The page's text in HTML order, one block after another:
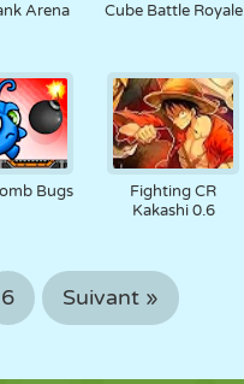
Arena Cube Battle Royale
Bugs
Fighting CR
Kakashi 0.6
6 Suivant »